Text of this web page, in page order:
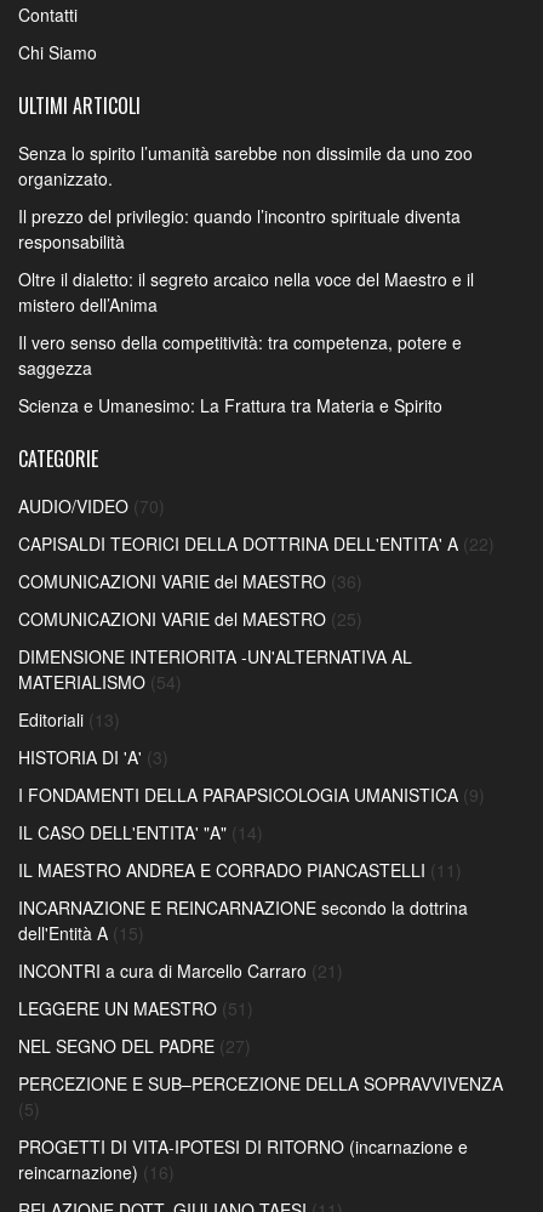
Contatti
Chi Siamo
ULTIMI ARTICOLI
Senza lo spirito l’umanità sarebbe non dissimile da uno zoo
organizzato.
Il prezzo del privilegio: quando l’incontro spirituale diventa
responsabilità
Oltre il dialetto: il segreto arcaico nella voce del Maestro e il
mistero dell’Anima
Il vero senso della competitività: tra competenza, potere e
saggezza
Scienza e Umanesimo: La Frattura tra Materia e Spirito
CATEGORIE
AUDIO/VIDEO (70)
CAPISALDI TEORICI DELLA DOTTRINA DELL'ENTITA' A (22)
COMUNICAZIONI VARIE del MAESTRO (36)
COMUNICAZIONI VARIE del MAESTRO (25)
DIMENSIONE INTERIORITA -UN'ALTERNATIVA AL
MATERIALISMO (54)
Editoriali (13)
HISTORIA DI 'A' (3)
I FONDAMENTI DELLA PARAPSICOLOGIA UMANISTICA (9)
IL CASO DELL'ENTITA' "A" (14)
IL MAESTRO ANDREA E CORRADO PIANCASTELLI (11)
INCARNAZIONE E REINCARNAZIONE secondo la dottrina
dell'Entità A (15)
INCONTRI a cura di Marcello Carraro (21)
LEGGERE UN MAESTRO (51)
NEL SEGNO DEL PADRE (27)
PERCEZIONE E SUB–PERCEZIONE DELLA SOPRAVVIVENZA
(5)
PROGETTI DI VITA-IPOTESI DI RITORNO (incarnazione e
reincarnazione) (16)